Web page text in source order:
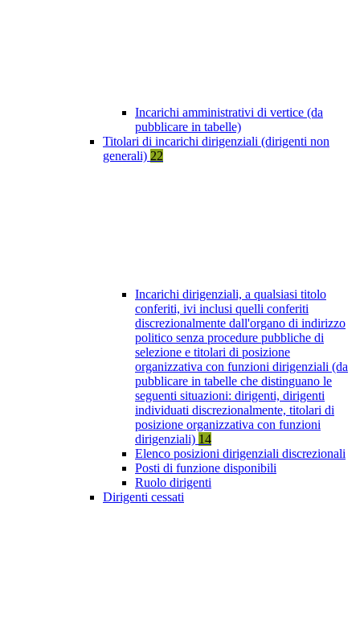
Incarichi amministrativi di vertice (da
pubblicare in tabelle)
Titolari di incarichi dirigenziali (dirigenti non
generali) 22
Incarichi dirigenziali, a qualsiasi titolo
conferiti, ivi inclusi quelli conferiti
discrezionalmente dall'organo di indirizzo
politico senza procedure pubbliche di
selezione e titolari di posizione
organizzativa con funzioni dirigenziali (da
pubblicare in tabelle che distinguano le
seguenti situazioni: dirigenti, dirigenti
individuati discrezionalmente, titolari di
posizione organizzativa con funzioni
dirigenziali) 14
Elenco posizioni dirigenziali discrezionali
Posti di funzione disponibili
Ruolo dirigenti
Dirigenti cessati